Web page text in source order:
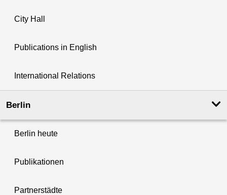
City Hall
Publications in English
International Relations
Berlin
Berlin heute
Publikationen
Partnerstädte